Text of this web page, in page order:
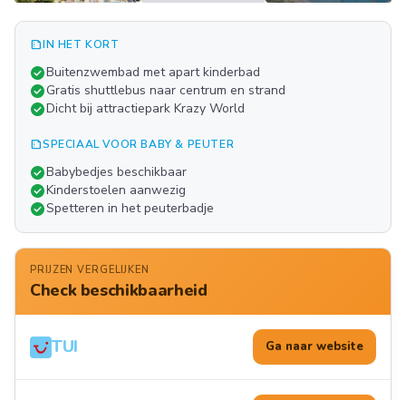
summarizeIN HET KORT
check_circleBuitenzwembad met apart kinderbad
check_circleGratis shuttlebus naar centrum en strand
check_circleDicht bij attractiepark Krazy World
summarizeSPECIAAL VOOR BABY & PEUTER
check_circleBabybedjes beschikbaar
check_circleKinderstoelen aanwezig
check_circleSpetteren in het peuterbadje
PRIJZEN VERGELIJKEN
Check beschikbaarheid
TUI Ga naar website